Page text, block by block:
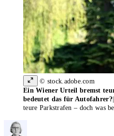
© stock.adobe.com
Ein Wiener Urteil bremst
bedeutet das für Autofahrer?|
teure Parkstrafen – doch was